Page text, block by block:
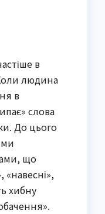
в
людина
в
слова
До цього
що
хибну